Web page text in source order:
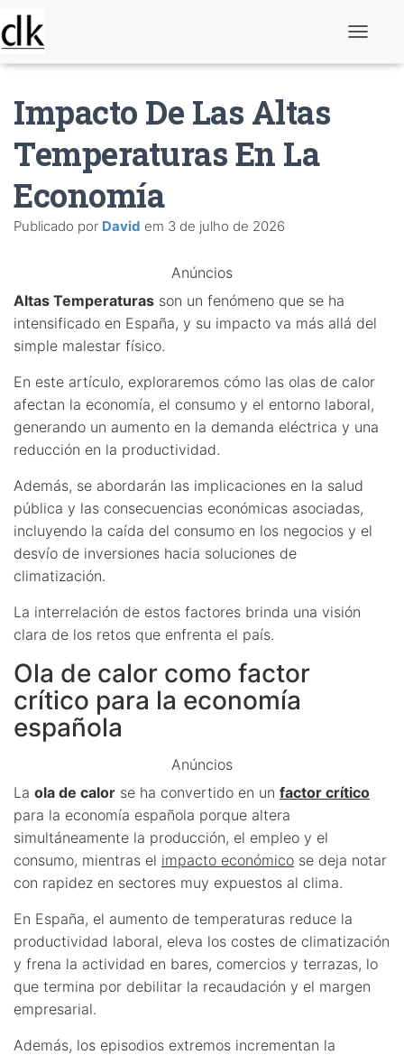
Impacto De Las Altas
Temperaturas En La
Economía
Publicado por David em 3 de julho de 2026
Anúncios
Altas Temperaturas son un fenómeno que se ha
intensificado en España, y su impacto va más allá del
simple malestar físico.
En este artículo, exploraremos cómo las olas de calor
afectan la economía, el consumo y el entorno laboral,
generando un aumento en la demanda eléctrica y una
reducción en la productividad.
Además, se abordarán las implicaciones en la salud
pública y las consecuencias económicas asociadas,
incluyendo la caída del consumo en los negocios y el
desvío de inversiones hacia soluciones de
climatización.
La interrelación de estos factores brinda una visión
clara de los retos que enfrenta el país.
Ola de calor como factor
crítico para la economía
española
Anúncios
La ola de calor se ha convertido en un factor crítico
para la economía española porque altera
simultáneamente la producción, el empleo y el
consumo, mientras el impacto económico se deja notar
con rapidez en sectores muy expuestos al clima.
En España, el aumento de temperaturas reduce la
productividad laboral, eleva los costes de climatización
y frena la actividad en bares, comercios y terrazas, lo
que termina por debilitar la recaudación y el margen
empresarial.
Además, los episodios extremos incrementan la